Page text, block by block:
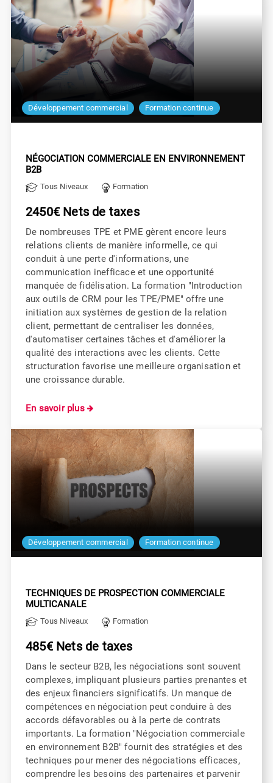
Développement commercial Formation continue
NÉGOCIATION COMMERCIALE EN ENVIRONNEMENT
B2B
Tous Niveaux Formation
2450€ Nets de taxes
De nombreuses TPE et PME gèrent encore leurs
relations clients de manière informelle, ce qui
conduit à une perte d'informations, une
communication inefficace et une opportunité
manquée de fidélisation. La formation "Introduction
aux outils de CRM pour les TPE/PME" offre une
initiation aux systèmes de gestion de la relation
client, permettant de centraliser les données,
d'automatiser certaines tâches et d'améliorer la
qualité des interactions avec les clients. Cette
structuration favorise une meilleure organisation et
une croissance durable.
En savoir plus
Développement commercial Formation continue
TECHNIQUES DE PROSPECTION COMMERCIALE
MULTICANALE
Tous Niveaux Formation
485€ Nets de taxes
Dans le secteur B2B, les négociations sont souvent
complexes, impliquant plusieurs parties prenantes et
des enjeux financiers significatifs. Un manque de
compétences en négociation peut conduire à des
accords défavorables ou à la perte de contrats
importants. La formation "Négociation commerciale
en environnement B2B" fournit des stratégies et des
techniques pour mener des négociations efficaces,
comprendre les besoins des partenaires et parvenir